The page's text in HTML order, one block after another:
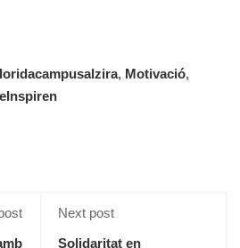
, Motivació,
Next post
Solidaritat en